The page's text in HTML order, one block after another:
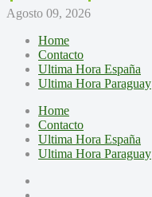
Agosto 09, 2026
Home
Contacto
Ultima Hora España
Ultima Hora Paraguay
Home
Contacto
Ultima Hora España
Ultima Hora Paraguay